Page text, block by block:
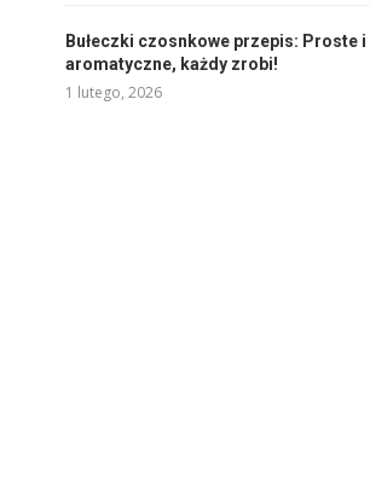
Bułeczki czosnkowe przepis: Proste i
aromatyczne, każdy zrobi!
1 lutego, 2026